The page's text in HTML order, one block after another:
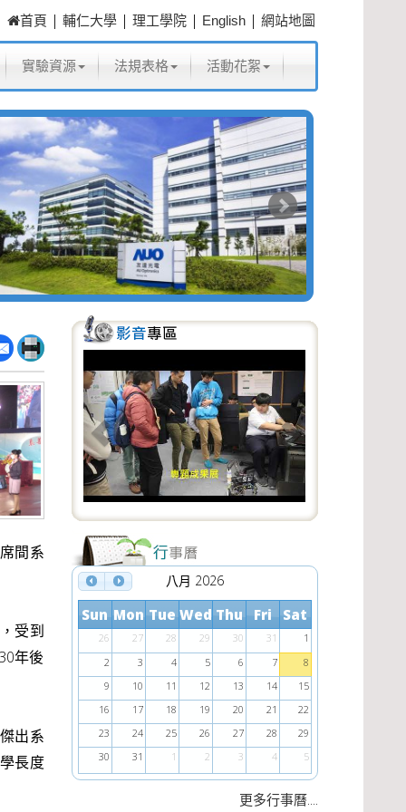
首頁 | 輔仁大學 | 理工學院 | English | 網站地圖
實驗資源 法規表格 活動花絮
間系
受到
年後
出系
長度
r
e
v
o
u
s
e
x
t
八月 2026
Sun Mon Tue Wed Thu Fri Sat
26 27 28 29 30 31
1
2
3 4 5 6 7
8
9
10 11 12 13 14
15
16
17 18 19 20 21
22
23
24 25 26 27 28
29
30
31 1 2 3 4 5
更多行事曆....